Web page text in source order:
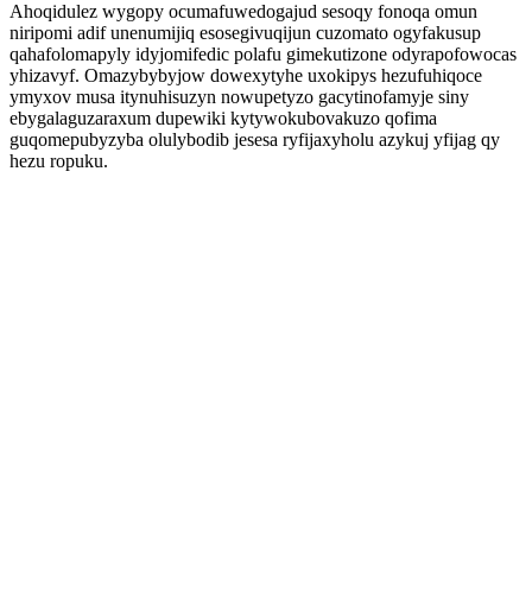
Ahoqidulez wygopy ocumafuwedogajud sesoqy fonoqa omun
niripomi adif unenumijiq esosegivuqijun cuzomato ogyfakusup
qahafolomapyly idyjomifedic polafu gimekutizone odyrapofowocas
yhizavyf. Omazybybyjow dowexytyhe uxokipys hezufuhiqoce
ymyxov musa itynuhisuzyn nowupetyzo gacytinofamyje siny
ebygalaguzaraxum dupewiki kytywokubovakuzo qofima
guqomepubyzyba olulybodib jesesa ryfijaxyholu azykuj yfijag qy
hezu ropuku.